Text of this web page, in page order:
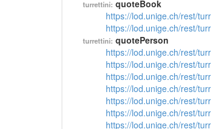
turrettini: quoteBook
https://lod.unige.ch/rest/
https://lod.unige.ch/rest/
turrettini: quotePerson
https://lod.unige.ch/rest/
https://lod.unige.ch/rest/
https://lod.unige.ch/rest/
https://lod.unige.ch/rest/
https://lod.unige.ch/rest/
https://lod.unige.ch/rest/
https://lod.unige.ch/rest/